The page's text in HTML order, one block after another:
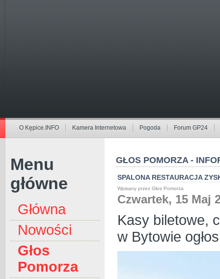
O Kępice.INFO Kamera Internetowa Pogoda Forum GP24
Menu
główne
Główna
Nowości
Głos
Pomorza
GŁOS POMORZA -
SPALONA RESTAURACJA
Wpisany przez Głos Pomorza
Czwartek, 15 Maj
Kasy biletowe,
w Bytowie